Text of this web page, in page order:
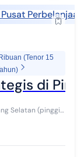
Perbelanjaan
(Tenor 15
di